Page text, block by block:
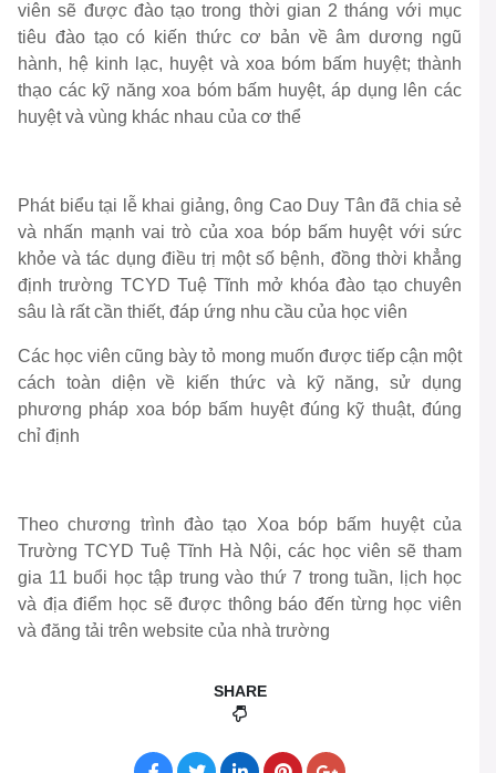
viên sẽ được đào tạo trong thời gian 2 tháng với mục
tiêu đào tạo có kiến thức cơ bản về âm dương ngũ
hành, hệ kinh lạc, huyệt và xoa bóm bấm huyệt; thành
thạo các kỹ năng xoa bóm bấm huyệt, áp dụng lên các
huyệt và vùng khác nhau của cơ thể
Phát biểu tại lễ khai giảng, ông Cao Duy Tân đã chia sẻ
và nhấn mạnh vai trò của xoa bóp bấm huyệt với sức
khỏe và tác dụng điều trị một số bệnh, đồng thời khẳng
định trường TCYD Tuệ Tĩnh mở khóa đào tạo chuyên
sâu là rất cần thiết, đáp ứng nhu cầu của học viên
Các học viên cũng bày tỏ mong muốn được tiếp cận một
cách toàn diện về kiến thức và kỹ năng, sử dụng
phương pháp xoa bóp bấm huyệt đúng kỹ thuật, đúng
chỉ định
Theo chương trình đào tạo Xoa bóp bấm huyệt của
Trường TCYD Tuệ Tĩnh Hà Nội, các học viên sẽ tham
gia 11 buổi học tập trung vào thứ 7 trong tuần, lịch học
và địa điểm học sẽ được thông báo đến từng học viên
và đăng tải trên website của nhà trường
SHARE